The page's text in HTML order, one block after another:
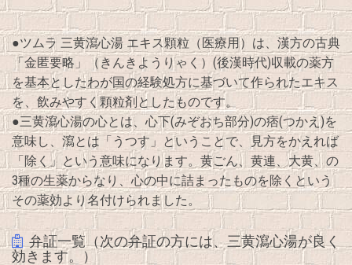
●ツムラ 三黄瀉心湯 エキス顆粒（医療用）は、漢方の古典
「金匿要略」（きんきようりゃく）(後漢時代)収載の薬方
を基本としたわが国の経験処方に基づいて作られたエキス
を、飲みやすく顆粒剤としたものです。
●三黄瀉心湯の心とは、心下(みぞおち部分)の痞(つかえ)を
意味し、瀉とは「うつす」ということで、見方をかえれば
「除く」という意味になります。黄ごん、黄連、大黄、の
3種の生薬からなり、心の中に詰まったものを除くという
その薬効より名付けられました。
弁証一覧（次の弁証の方には、三黄瀉心湯が良く
効きます。）